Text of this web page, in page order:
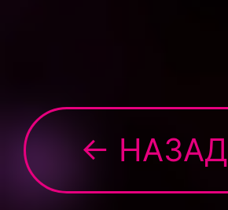
← НАЗАД